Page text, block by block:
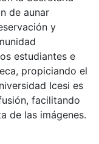
de aunar
y
estudiantes e
propiciando el
Icesi es
facilitando
de las imágenes.